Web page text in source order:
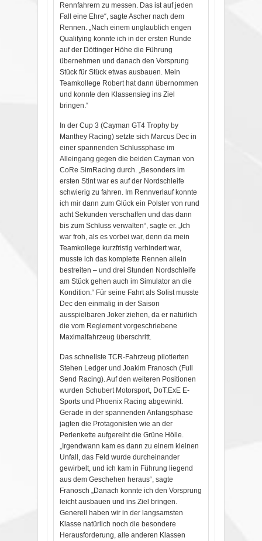
Rennfahrern zu messen. Das ist auf jeden
Fall eine Ehre“, sagte Ascher nach dem
Rennen. „Nach einem unglaublich engen
Qualifying konnte ich in der ersten Runde
auf der Döttinger Höhe die Führung
übernehmen und danach den Vorsprung
Stück für Stück etwas ausbauen. Mein
Teamkollege Robert hat dann übernommen
und konnte den Klassensieg ins Ziel
bringen.“
In der Cup 3 (Cayman GT4 Trophy by
Manthey Racing) setzte sich Marcus Dec in
einer spannenden Schlussphase im
Alleingang gegen die beiden Cayman von
CoRe SimRacing durch. „Besonders im
ersten Stint war es auf der Nordschleife
schwierig zu fahren. Im Rennverlauf konnte
ich mir dann zum Glück ein Polster von rund
acht Sekunden verschaffen und das dann
bis zum Schluss verwalten“, sagte er. „Ich
war froh, als es vorbei war, denn da mein
Teamkollege kurzfristig verhindert war,
musste ich das komplette Rennen allein
bestreiten – und drei Stunden Nordschleife
am Stück gehen auch im Simulator an die
Kondition.“ Für seine Fahrt als Solist musste
Dec den einmalig in der Saison
ausspielbaren Joker ziehen, da er natürlich
die vom Reglement vorgeschriebene
Maximalfahrzeug überschritt.
Das schnellste TCR-Fahrzeug pilotierten
Stehen Ledger und Joakim Franosch (Full
Send Racing). Auf den weiteren Positionen
wurden Schubert Motorsport, DoT.ExE E-
Sports und Phoenix Racing abgewinkt.
Gerade in der spannenden Anfangsphase
jagten die Protagonisten wie an der
Perlenkette aufgereiht die Grüne Hölle.
„Irgendwann kam es dann zu einem kleinen
Unfall, das Feld wurde durcheinander
gewirbelt, und ich kam in Führung liegend
aus dem Geschehen heraus“, sagte
Franosch „Danach konnte ich den Vorsprung
leicht ausbauen und ins Ziel bringen.
Generell haben wir in der langsamsten
Klasse natürlich noch die besondere
Herausforderung, alle anderen Klassen